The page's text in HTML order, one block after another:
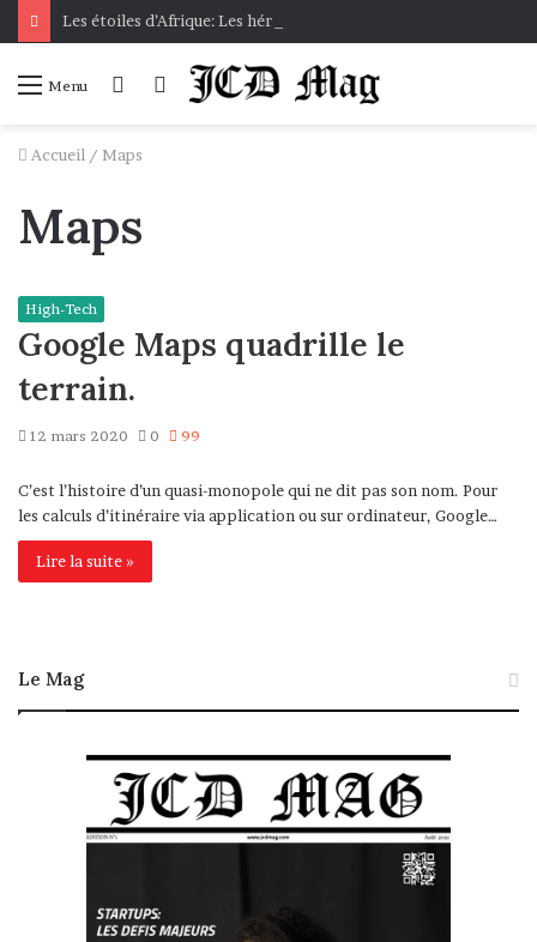
Menu Connexion
Voir
Accueil / Maps
Maps
High-Tech
Google Maps quadrille le
terrain.
12 mars 2020 0 99
C’est l’histoire d’un quasi-monopole qui ne dit pas son nom. Pour
les calculs d’itinéraire via application ou sur ordinateur, Google…
Lire la suite »
Le Mag